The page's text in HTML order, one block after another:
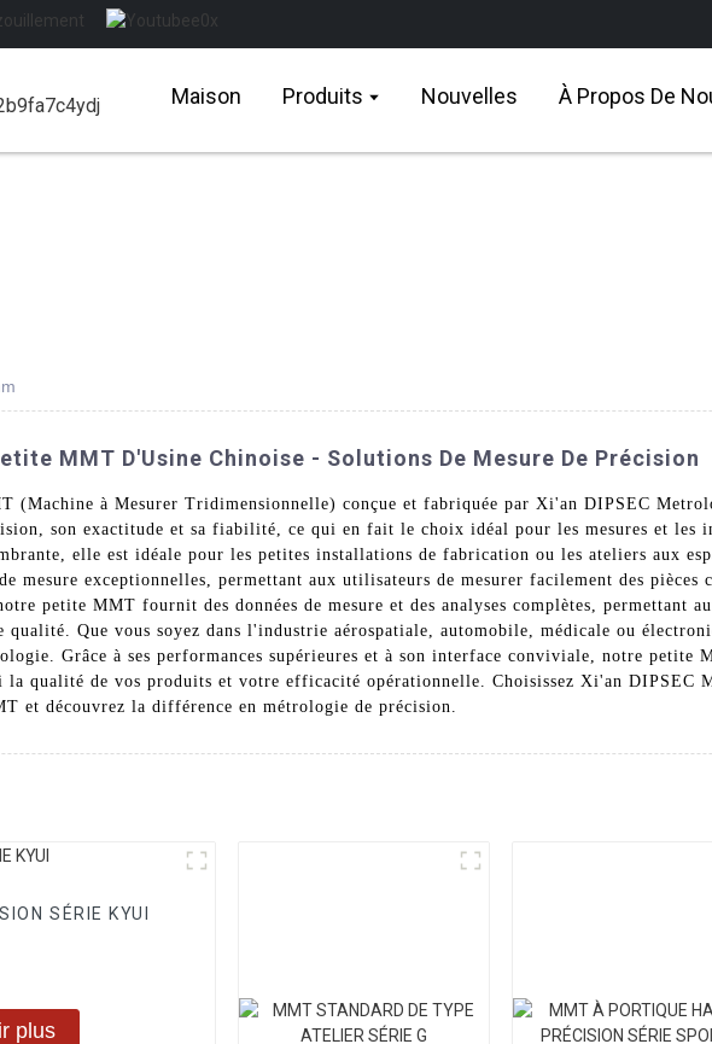
Maison Produits Nouvelles À Propos De
MMT D'Usine Chinoise - Solutions De Mesure De Précision
(Machine à Mesurer Tridimensionnelle) conçue et fabriquée par Xi'an DIPSEC
son exactitude et sa fiabilité, ce qui en fait le choix idéal pour les mesures et les
elle est idéale pour les petites installations de fabrication ou les ateliers aux
mesure exceptionnelles, permettant aux utilisateurs de mesurer facilement des pièces
petite MMT fournit des données de mesure et des analyses complètes, permettant
qualité. Que vous soyez dans l'industrie aérospatiale, automobile, médicale ou
Grâce à ses performances supérieures et à son interface conviviale, notre petite
la qualité de vos produits et votre efficacité opérationnelle. Choisissez Xi'an DIPSEC
et découvrez la différence en métrologie de précision.
SÉRIE KYUI
plus